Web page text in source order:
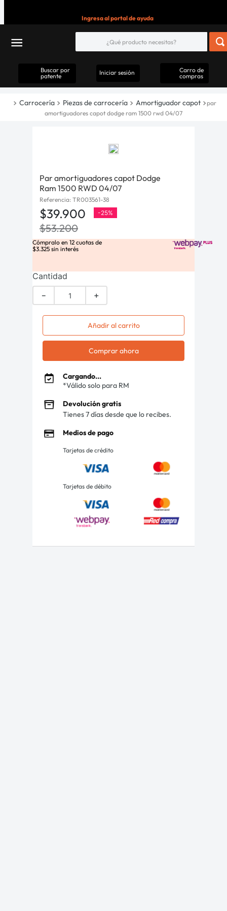
Ingresa al portal de ayuda
Buscar por
patente
Iniciar sesión
Carro de
compras
Carrocería Piezas de carrocería Amortiguador capot
par
amortiguadores capot dodge ram 1500 rwd 04/07
Par amortiguadores capot Dodge
Ram 1500 RWD 04/07
Referencia: TR003561-38
$39.900 -25%
$53.200
Cómpralo en 12 cuotas de
$3.325 sin interés
Cantidad
＋
－
Añadir al carrito
Comprar ahora
Cargando...
*Válido solo para RM
Devolución gratis
Tienes 7 días desde que lo recibes.
Medios de pago
Tarjetas de crédito
Tarjetas de débito